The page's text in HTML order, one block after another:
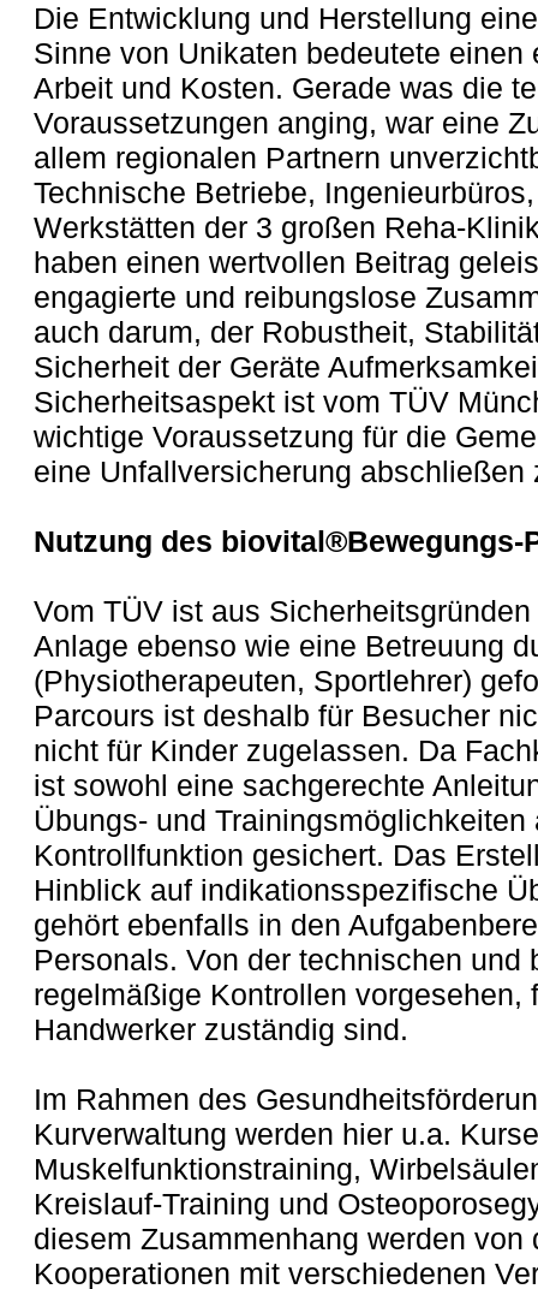
Die Entwicklung und Herstellung
Sinne von Unikaten bedeutete einen
Arbeit und Kosten. Gerade was die
Voraussetzungen anging, war eine
allem regionalen Partnern
Technische Betriebe,
Werkstätten der 3 großen Reha-
haben einen wertvollen Beitrag
engagierte und reibungslose
auch darum, der Robustheit,
Sicherheit der Geräte
Sicherheitsaspekt ist vom TÜV
wichtige Voraussetzung für die
eine Unfallversicherung abschließen
Nutzung des biovital®Bewegungs-
Vom TÜV ist aus
Anlage ebenso wie eine Betreuung
(Physiotherapeuten, Sportlehrer)
Parcours ist deshalb für Besucher
nicht für Kinder zugelassen. Da
ist sowohl eine sachgerechte
Übungs- und Trainingsmöglichkeiten
Kontrollfunktion gesichert. Das
Hinblick auf indikationsspezifische
gehört ebenfalls in den
Personals. Von der technischen und
regelmäßige Kontrollen vorgesehen,
Handwerker zuständig sind.
Im Rahmen des
Kurverwaltung werden hier u.a.
Muskelfunktionstraining,
Kreislauf-Training und
diesem Zusammenhang werden von
Kooperationen mit verschiedenen